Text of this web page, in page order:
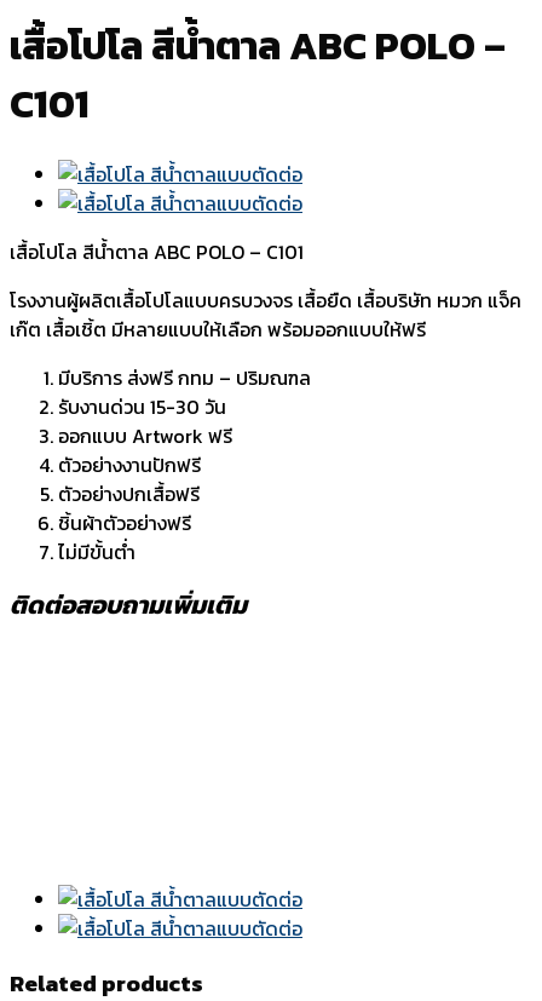
เสื้อโปโล สีน้ำตาล ABC POLO –
C101
เสื้อโปโล สีน้ำตาล ABC POLO – C101
โรงงานผู้ผลิตเสื้อโปโลแบบครบวงจร เสื้อยืด เสื้อบริษัท หมวก แจ็ค
เก๊ต เสื้อเชิ้ต มีหลายแบบให้เลือก พร้อมออกแบบให้ฟรี
มีบริการ ส่งฟรี กทม – ปริมณฑล
รับงานด่วน 15-30 วัน
ออกแบบ Artwork ฟรี
ตัวอย่างงานปักฟรี
ตัวอย่างปกเสื้อฟรี
ชิ้นผ้าตัวอย่างฟรี
ไม่มีขั้นต่ำ
ติดต่อสอบถามเพิ่มเติม
Related products